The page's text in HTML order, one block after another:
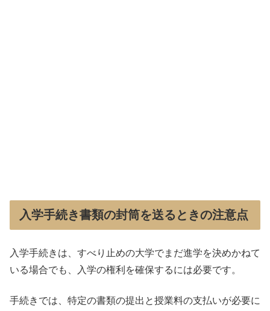
入学手続き書類の封筒を送るときの注意点
入学手続きは、すべり止めの大学でまだ進学を決めかねて
いる場合でも、入学の権利を確保するには必要です。
手続きでは、特定の書類の提出と授業料の支払いが必要に